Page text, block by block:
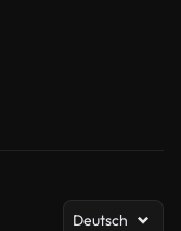
Deutsch